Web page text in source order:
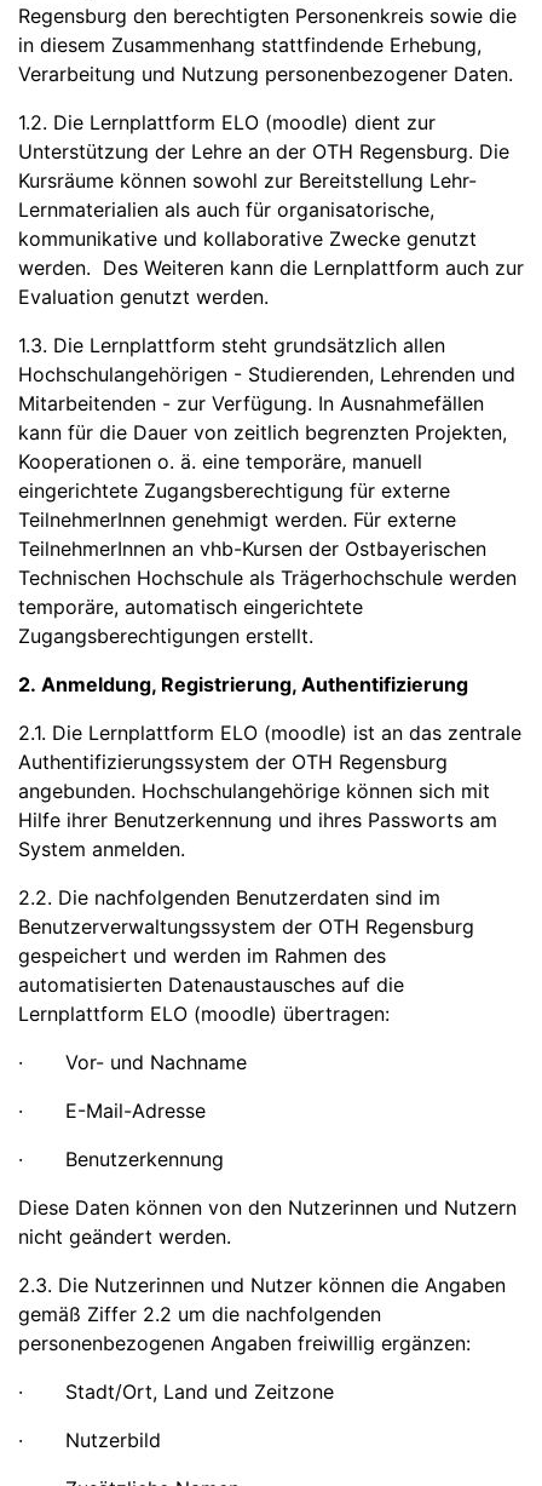
Regensburg den berechtigten Personenkreis sowie die
in diesem Zusammenhang stattfindende Erhebung,
Verarbeitung und Nutzung personenbezogener Daten.
1.2. Die Lernplattform ELO (moodle) dient zur
Unterstützung der Lehre an der OTH Regensburg. Die
Kursräume können sowohl zur Bereitstellung Lehr-
Lernmaterialien als auch für organisatorische,
kommunikative und kollaborative Zwecke genutzt
werden. Des Weiteren kann die Lernplattform auch zur
Evaluation genutzt werden.
1.3. Die Lernplattform steht grundsätzlich allen
Hochschulangehörigen - Studierenden, Lehrenden und
Mitarbeitenden - zur Verfügung. In Ausnahmefällen
kann für die Dauer von zeitlich begrenzten Projekten,
Kooperationen o. ä. eine temporäre, manuell
eingerichtete Zugangsberechtigung für externe
TeilnehmerInnen genehmigt werden. Für externe
TeilnehmerInnen an vhb-Kursen der Ostbayerischen
Technischen Hochschule als Trägerhochschule werden
temporäre, automatisch eingerichtete
Zugangsberechtigungen erstellt.
2. Anmeldung, Registrierung, Authentifizierung
2.1. Die Lernplattform ELO (moodle) ist an das zentrale
Authentifizierungssystem der OTH Regensburg
angebunden. Hochschulangehörige können sich mit
Hilfe ihrer Benutzerkennung und ihres Passworts am
System anmelden.
2.2. Die nachfolgenden Benutzerdaten sind im
Benutzerverwaltungssystem der OTH Regensburg
gespeichert und werden im Rahmen des
automatisierten Datenaustausches auf die
Lernplattform ELO (moodle) übertragen:
· Vor- und Nachname
· E-Mail-Adresse
· Benutzerkennung
Diese Daten können von den Nutzerinnen und Nutzern
nicht geändert werden.
2.3. Die Nutzerinnen und Nutzer können die Angaben
gemäß Ziffer 2.2 um die nachfolgenden
personenbezogenen Angaben freiwillig ergänzen:
· Stadt/Ort, Land und Zeitzone
· Nutzerbild